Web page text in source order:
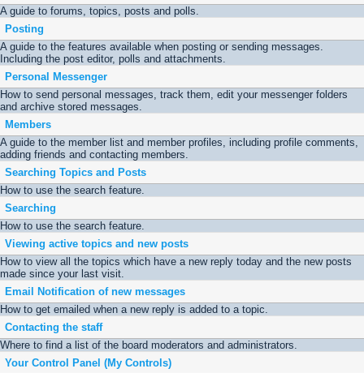
A guide to forums, topics, posts and polls.
Posting
A guide to the features available when posting or sending messages.
Including the post editor, polls and attachments.
Personal Messenger
How to send personal messages, track them, edit your messenger folders
and archive stored messages.
Members
A guide to the member list and member profiles, including profile comments,
adding friends and contacting members.
Searching Topics and Posts
How to use the search feature.
Searching
How to use the search feature.
Viewing active topics and new posts
How to view all the topics which have a new reply today and the new posts
made since your last visit.
Email Notification of new messages
How to get emailed when a new reply is added to a topic.
Contacting the staff
Where to find a list of the board moderators and administrators.
Your Control Panel (My Controls)